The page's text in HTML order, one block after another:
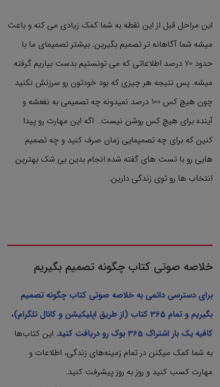
این مراحل قبل از این نقطه به شما کمک زیادی می کنه و باعث
میشه شما آگاهانه تر تصمیم بگیرین. بیشتر تصمیمای ما با
حدود 70 درصد اطلاعاتی که می تونستیم بدست بیاریم گرفته
میشه. پس نتیجه هر چیزی که بود خودتون رو سرزنش نکنید
چون هیچ کس 100 درصد نمیدونه چه تصمیمی به نفعشه و
آینده برای هیچ کس روشن نیست. اگه این مهارت رو پیدا
کنین که برای چه تصمیمایی زمان صرف کنید و چه تصمیم
هایی رو با تست های گفته شده انجام بدین بی شک بهترین
انتخاب ها رو توی زندگی دارین.
خلاصه صوتی کتاب چگونه تصمیم بگیریم
برای دسترسی دائمی به خلاصه صوتی کتاب چگونه تصمیم
بگیریم و تمام 365 کتاب‌ (از طریق اپلیکیشن و کانال تلگرام)،
کافیه یک بار اشتراک 365 بوک رو دریافت کنید
. این کتاب‌ها
به شما کمک میکنن در تمام زمینه‌های زندگی، اطلاعات و
مهارت کسب کنید و روز به روز پیشرفت کنید.